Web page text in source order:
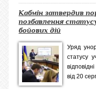
Кабмін затвердив
позбавлення
бойових дій
Уряд
статусу
від 20